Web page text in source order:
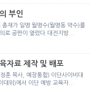
부인
재가 일명 월명수(월명동 약수)를
로 공판이 열렸다.대전지방...
자료 제작 및 배포
훈 목사, 예장통합) 이단사이비대
대위)에서 이단 예방 교육자...